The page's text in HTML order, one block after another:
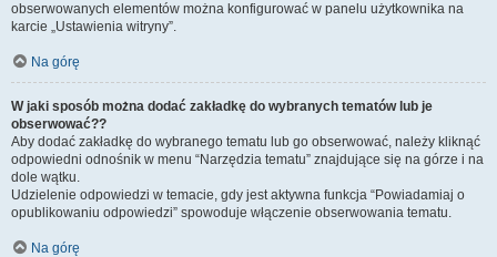
obserwowanych elementów można konfigurować w panelu użytkownika na
karcie „Ustawienia witryny”.
Na górę
W jaki sposób można dodać zakładkę do wybranych tematów lub je
obserwować??
Aby dodać zakładkę do wybranego tematu lub go obserwować, należy kliknąć
odpowiedni odnośnik w menu “Narzędzia tematu” znajdujące się na górze i na
dole wątku.
Udzielenie odpowiedzi w temacie, gdy jest aktywna funkcja “Powiadamiaj o
opublikowaniu odpowiedzi” spowoduje włączenie obserwowania tematu.
Na górę